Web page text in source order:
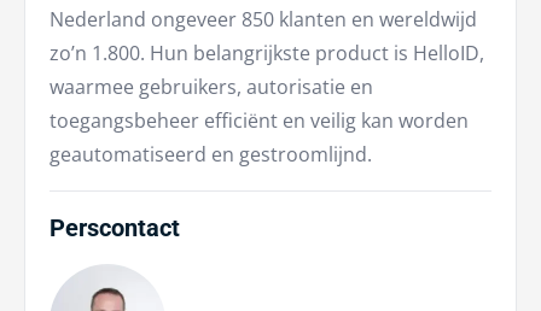
Nederland ongeveer 850 klanten en wereldwijd
zo’n 1.800. Hun belangrijkste product is HelloID,
waarmee gebruikers, autorisatie en
toegangsbeheer efficiënt en veilig kan worden
geautomatiseerd en gestroomlijnd.
Perscontact